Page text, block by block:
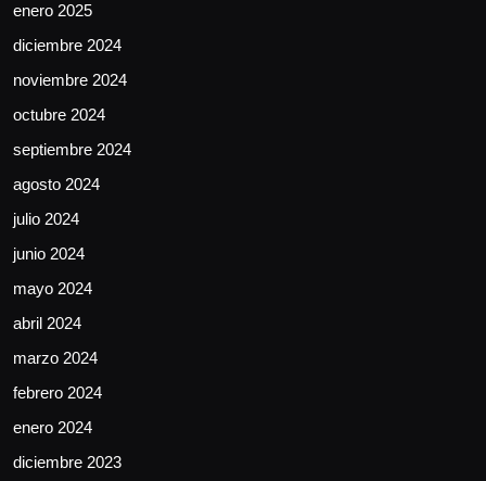
enero 2025
diciembre 2024
noviembre 2024
octubre 2024
septiembre 2024
agosto 2024
julio 2024
junio 2024
mayo 2024
abril 2024
marzo 2024
febrero 2024
enero 2024
diciembre 2023